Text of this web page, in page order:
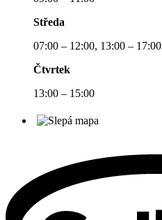
Středa
07:00 – 12:00, 13:00 – 17:00
Čtvrtek
13:00 – 15:00